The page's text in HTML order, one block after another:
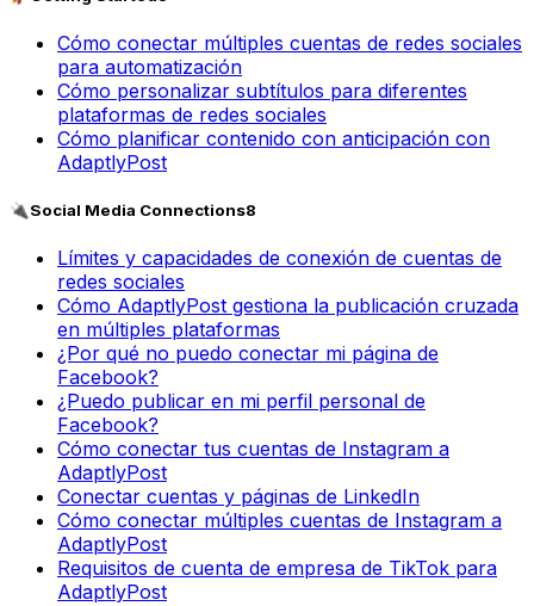
Cómo conectar múltiples cuentas de redes sociales
para automatización
Cómo personalizar subtítulos para diferentes
plataformas de redes sociales
Cómo planificar contenido con anticipación con
AdaptlyPost
🔌Social Media Connections8
Límites y capacidades de conexión de cuentas de
redes sociales
Cómo AdaptlyPost gestiona la publicación cruzada
en múltiples plataformas
¿Por qué no puedo conectar mi página de
Facebook?
¿Puedo publicar en mi perfil personal de
Facebook?
Cómo conectar tus cuentas de Instagram a
AdaptlyPost
Conectar cuentas y páginas de LinkedIn
Cómo conectar múltiples cuentas de Instagram a
AdaptlyPost
Requisitos de cuenta de empresa de TikTok para
AdaptlyPost